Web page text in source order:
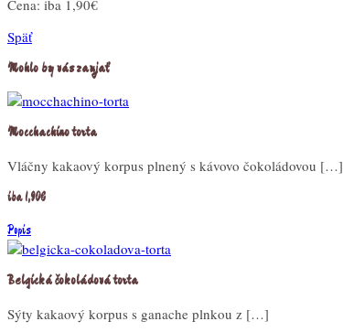
Cena: iba 1,90€
Späť
Mohlo by vás zaujať
Mocchachino torta
Vláčny kakaový korpus plnený s kávovo čokoládovou […]
iba 1,90€
Popis
Belgická čokoládová torta
Sýty kakaový korpus s ganache plnkou z […]